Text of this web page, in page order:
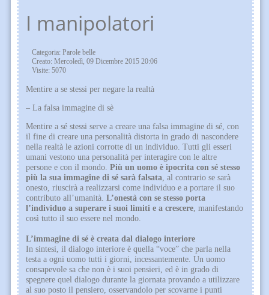
I manipolatori
Categoria: Parole belle
Creato: Mercoledì, 09 Dicembre 2015 20:06
Visite: 5070
Mentire a se stessi per negare la realtà
– La falsa immagine di sè
Mentire a sé stessi serve a creare una falsa immagine di sé, con
il fine di creare una personalità distorta in grado di nascondere
nella realtà le azioni corrotte di un individuo. Tutti gli esseri
umani vestono una personalità per interagire con le altre
persone e con il mondo. Più un uomo è ipocrita con sé stesso
più la sua immagine di sé sarà falsata, al contrario se sarà
onesto, riuscirà a realizzarsi come individuo e a portare il suo
contributo all’umanità. L’onestà con se stesso porta
l’individuo a superare i suoi limiti e a crescere, manifestando
così tutto il suo essere nel mondo.
L’immagine di sé è creata dal dialogo interiore
In sintesi, il dialogo interiore è quella “voce” che parla nella
testa a ogni uomo tutti i giorni, incessantemente. Un uomo
consapevole sa che non è i suoi pensieri, ed è in grado di
spegnere quel dialogo durante la giornata provando a utilizzare
al suo posto il pensiero, osservandolo per scovarne i punti